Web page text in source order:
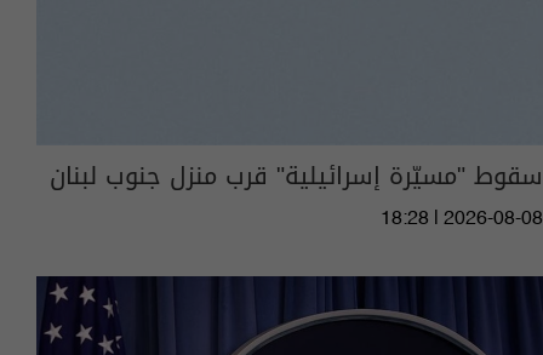
سقوط "مسيّرة إسرائيلية" قرب منزل جنوب لبنان
18:28 | 2026-08-08